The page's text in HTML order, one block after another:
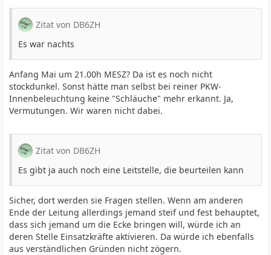
Zitat von DB6ZH
Es war nachts
Anfang Mai um 21.00h MESZ? Da ist es noch nicht
stockdunkel. Sonst hätte man selbst bei reiner PKW-
Innenbeleuchtung keine "Schläuche" mehr erkannt. Ja,
Vermutungen. Wir waren nicht dabei.
Zitat von DB6ZH
Es gibt ja auch noch eine Leitstelle, die beurteilen kann
Sicher, dort werden sie Fragen stellen. Wenn am anderen
Ende der Leitung allerdings jemand steif und fest behauptet,
dass sich jemand um die Ecke bringen will, würde ich an
deren Stelle Einsatzkräfte aktivieren. Da würde ich ebenfalls
aus verständlichen Gründen nicht zögern.